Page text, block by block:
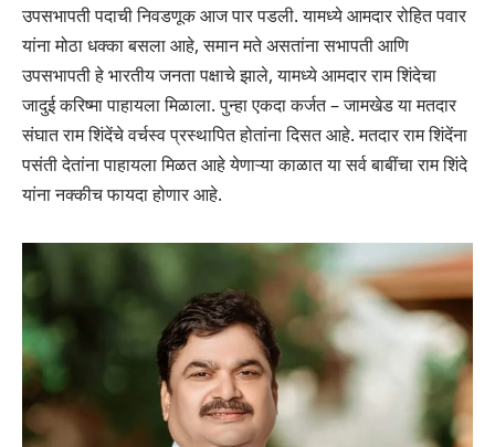
उपसभापती पदाची निवडणूक आज पार पडली. यामध्ये आमदार रोहित पवार
यांना मोठा धक्का बसला आहे, समान मते असतांना सभापती आणि
उपसभापती हे भारतीय जनता पक्षाचे झाले, यामध्ये आमदार राम शिंदेचा
जादुई करिष्मा पाहायला मिळाला. पुन्हा एकदा कर्जत – जामखेड या मतदार
संघात राम शिंदेंचे वर्चस्व प्रस्थापित होतांना दिसत आहे. मतदार राम शिंदेंना
पसंती देतांना पाहायला मिळत आहे येणाऱ्या काळात या सर्व बाबींचा राम शिंदे
यांना नक्कीच फायदा होणार आहे.